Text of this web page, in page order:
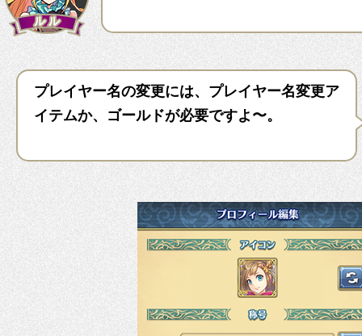
プレイヤー名の変更には、プレイヤー名変更ア
イテムか、ゴールドが必要ですよ〜。